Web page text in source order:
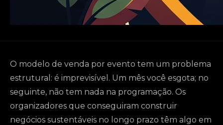
O modelo de venda por evento tem um problema
estrutural: é imprevisível. Um mês você esgota; no
seguinte, não tem nada na programação. Os
organizadores que conseguiram construir
negócios sustentáveis no longo prazo têm algo em